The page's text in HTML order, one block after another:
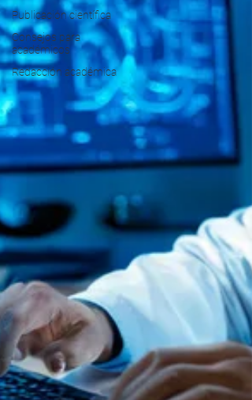
Publicación científica
Consejos para
académicos
Redacción académica